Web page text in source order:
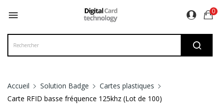
 0
Accueil Solution Badge
Cartes plastiques
Carte RFID basse fréquence 125khz (Lot de 100)